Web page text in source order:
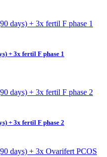
+ 3x fertil F phase 1
+ 3x fertil F phase 2